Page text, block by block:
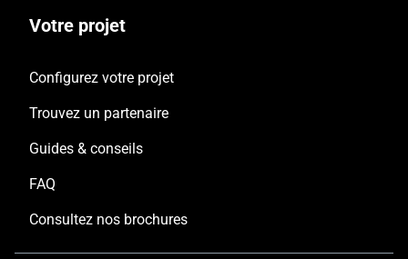
Votre projet
Configurez votre projet
Trouvez un partenaire
Guides & conseils
FAQ
Consultez nos brochures